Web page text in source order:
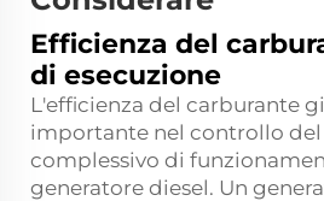
Efficienza del
di esecuzione
L'efficienza del carburante
importante nel controllo del
complessivo di
generatore diesel. Un